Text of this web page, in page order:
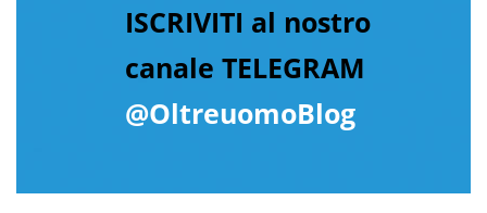
ISCRIVITI al nostro
canale TELEGRAM
@OltreuomoBlog